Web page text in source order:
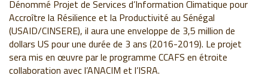
Dénommé Projet de Services d’Information Climatique pour
Accroître la Résilience et la Productivité au Sénégal
(USAID/CINSERE), il aura une enveloppe de 3,5 million de
dollars US pour une durée de 3 ans (2016-2019). Le projet
sera mis en œuvre par le programme CCAFS en étroite
collaboration avec l’ANACIM et l’ISRA.